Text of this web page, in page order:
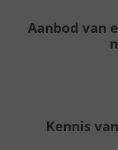
Aanbod van
Kennis